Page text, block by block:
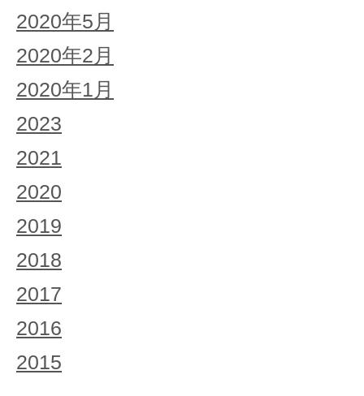
2020年5月
2020年2月
2020年1月
2023
2021
2020
2019
2018
2017
2016
2015